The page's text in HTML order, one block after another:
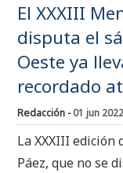
El XXXIII
disputa el
Oeste ya
recordado
Redacción -01 jun
La XXXIII edición
Páez, que no se